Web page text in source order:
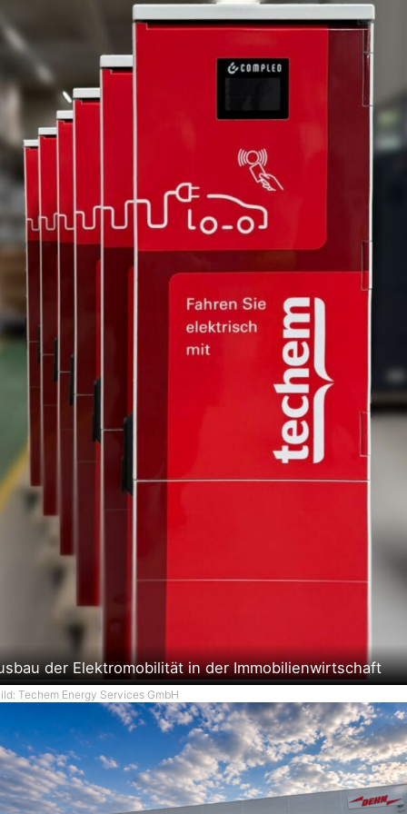
der Elektromobilität in der Immobilienwirtschaft
Techem Energy Services GmbH